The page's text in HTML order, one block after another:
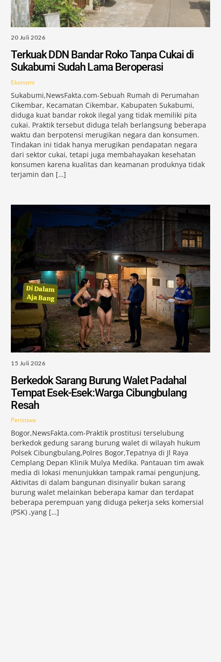
20 Juli 2026
Terkuak DDN Bandar Roko Tanpa Cukai di
Sukabumi Sudah Lama Beroperasi
Ekonomi
Sukabumi,NewsFakta.com-Sebuah Rumah di Perumahan
Cikembar, Kecamatan Cikembar, Kabupaten Sukabumi,
diduga kuat bandar rokok ilegal yang tidak memiliki pita
cukai. Praktik tersebut diduga telah berlangsung beberapa
waktu dan berpotensi merugikan negara dan konsumen.
Tindakan ini tidak hanya merugikan pendapatan negara
dari sektor cukai, tetapi juga membahayakan kesehatan
konsumen karena kualitas dan keamanan produknya tidak
terjamin dan […]
15 Juli 2026
Berkedok Sarang Burung Walet Padahal
Tempat Esek-Esek:Warga Cibungbulang
Resah
Peristiwa
Bogor,NewsFakta.com-Praktik prostitusi terselubung
berkedok gedung sarang burung walet di wilayah hukum
Polsek Cibungbulang,Polres Bogor,Tepatnya di Jl Raya
Cemplang Depan Klinik Mulya Medika. Pantauan tim awak
media di lokasi menunjukkan tampak ramai pengunjung,
Aktivitas di dalam bangunan disinyalir bukan sarang
burung walet melainkan beberapa kamar dan terdapat
beberapa perempuan yang diduga pekerja seks komersial
(PSK) ,yang […]